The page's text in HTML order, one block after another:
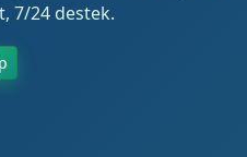
7/24 destek.